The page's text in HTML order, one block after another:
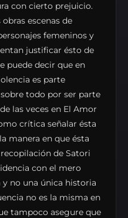
con cierto prejuicio.
escenas de
femeninos y
justificar ésto de
puede decir que en
es parte
todo por ser parte
las veces en El Amor
crítica señalar ésta
manera en que ésta
de Satori
con el mero
no una única historia
no es la misma en
tampoco asegure que